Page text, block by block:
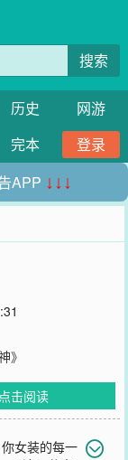
搜索
历史
网游
完本
登录
APP ↓↓↓
》
点击阅读
女装的每一